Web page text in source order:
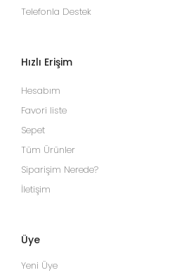
Telefonla Destek
Hızlı Erişim
Hesabım
Favori liste
Sepet
Tüm Ürünler
Siparişim Nerede?
İletişim
Üye
Yeni Üye